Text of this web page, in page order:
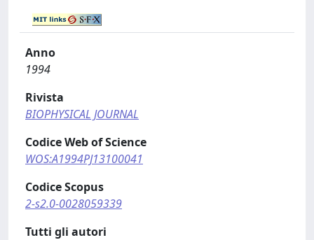
Anno
1994
Rivista
BIOPHYSICAL JOURNAL
Codice Web of Science
WOS:A1994PJ13100041
Codice Scopus
2-s2.0-0028059339
Tutti gli autori